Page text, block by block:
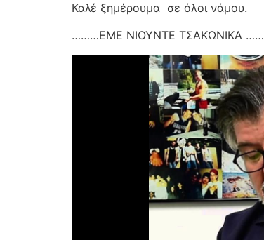
Καλέ ξημέρουμα σε όλοι νάμου.
………ΕΜΕ ΝΙΟΥΝΤΕ ΤΣΑΚΩΝΙΚΑ ……